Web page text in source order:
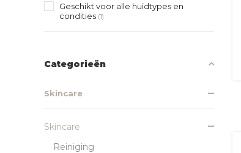
Geschikt voor alle huidtypes en
condities (1)
Categorieën
Skincare
Skincare
Reiniging